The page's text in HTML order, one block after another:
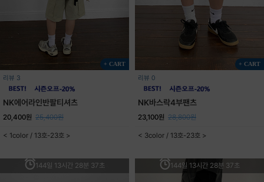
+ CART
리뷰 3
NK에어라인반팔티셔츠
20,400원 25,400원
< 1color / 13호-23호 >
+ CART
리뷰 0
NK바스락4부팬츠
23,100원 28,800원
< 3color / 13호-23호 >
144일 13시간 28분 37초 144일 13시간 28분 37초